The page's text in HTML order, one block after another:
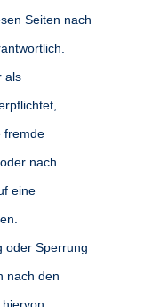
Seiten nach
als
fremde
nach
eine
oder Sperrung
nach den